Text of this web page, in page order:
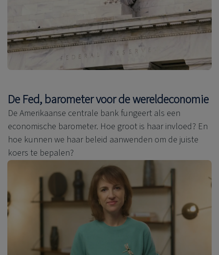
De Fed, barometer voor de wereldeconomie
De Amerikaanse centrale bank fungeert als een
economische barometer. Hoe groot is haar invloed? En
hoe kunnen we haar beleid aanwenden om de juiste
koers te bepalen?